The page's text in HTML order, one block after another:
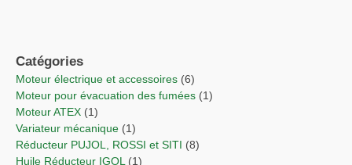
Catégories
Moteur électrique et accessoires (6)
Moteur pour évacuation des fumées (1)
Moteur ATEX (1)
Variateur mécanique (1)
Réducteur PUJOL, ROSSI et SITI (8)
Huile Réducteur IGOL (1)